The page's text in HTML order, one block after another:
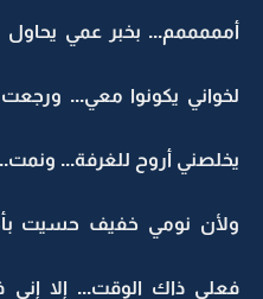
أمممممم... بخبر عمي
لخواني يكونوا معي...
يخلصني أروح للغرفة...
ولأن نومي خفيف حسيت
فعلي ذاك الوقت... إلا